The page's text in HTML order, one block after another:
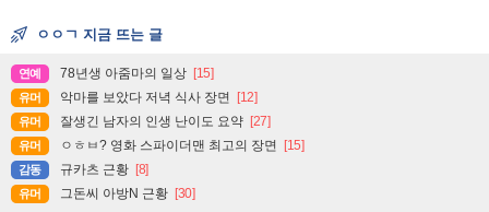
ㅇㅇㄱ 지금 뜨는 글
연예 78년생 아줌마의 일상 [15]
유머 악마를 보았다 저녁 식사 장면 [12]
유머 잘생긴 남자의 인생 난이도 요약 [27]
유머 ㅇㅎㅂ? 영화 스파이더맨 최고의 장면 [15]
감동 규카츠 근황 [8]
유머 그돈씨 아방N 근황 [30]